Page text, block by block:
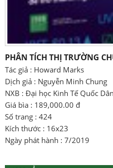
PHÂN TÍCH THỊ TRƯỜNG
Tác giả : Howard Marks
Dịch giả : Nguyễn Minh Chung
NXB : Đại học Kinh Tế Quốc Dân
Giá bìa : 189,000.00 đ
Số trang : 424
Kích thước : 16x23
Ngày phát hành : 7/2019